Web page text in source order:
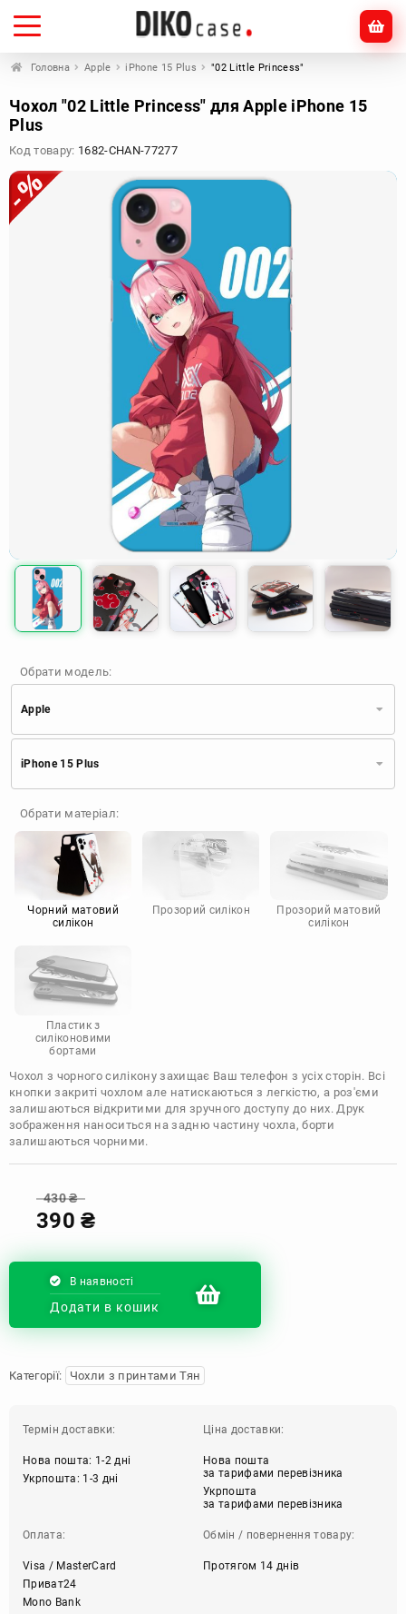
Головна Apple iPhone 15 Plus "02 Little Princess"
Чохол "02 Little Princess" для Apple iPhone 15
Plus
Код товару: 1682-CHAN-77277
Обрати модель:
Apple
Apple
Huawei
TECNO
Google
Doogee
Infinix
Sony
Motorola
iPhone 15 Plus
Обрати матеріал:
Чорний матовий
силікон
Прозорий силікон
Прозорий матовий
силікон
Пластик з
силіконовими
бортами
Чохол з чорного силікону захищає Ваш телефон з усіх сторін. Всі
кнопки закриті чохлом але натискаються з легкістю, а роз'єми
залишаються відкритими для зручного доступу до них. Друк
зображення наноситься на задню частину чохла, борти
залишаються чорними.
430₴
390₴
В наявності
Додати в кошик
Категорії: Чохли з принтами Тян
Термін доставки:
Нова пошта: 1-2 дні
Укрпошта: 1-3 дні
Ціна доставки:
Нова пошта
за тарифами перевізника
Укрпошта
за тарифами перевізника
Оплата:
Visa / MasterCard
Приват24
Mono Bank
Обмін / повернення товару:
Протягом 14 днів